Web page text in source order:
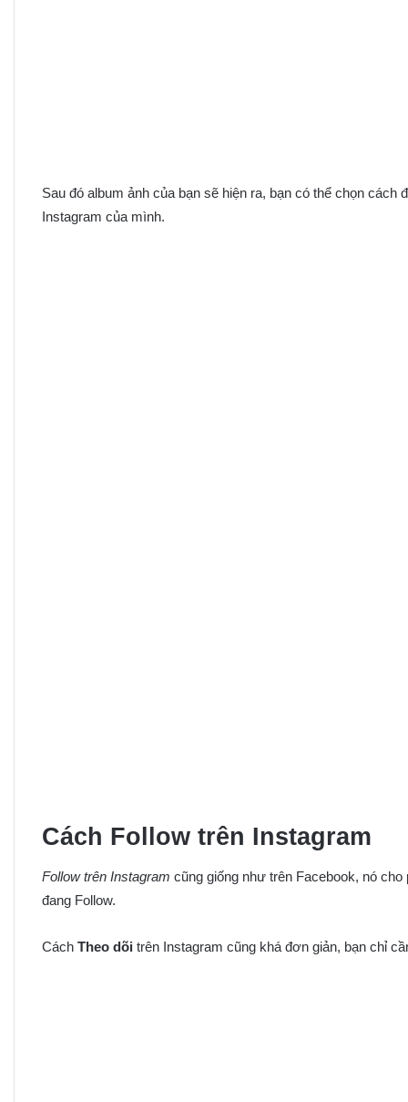
Sau đó album ảnh của bạn sẽ hiện ra, bạn có thể chọn
Instagram của mình.
Cách Follow trên Instagram
Follow trên Instagram cũng giống như trên Facebook, nó
đang Follow.
Cách Theo dõi trên Instagram cũng khá đơn giản, bạn chỉ